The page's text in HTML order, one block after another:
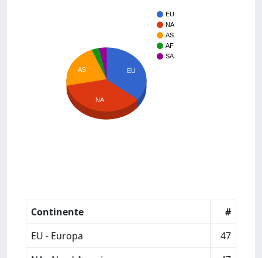
EU
NA
AS
AF
SA
EU
AS
NA
Continente
#
EU - Europa
47